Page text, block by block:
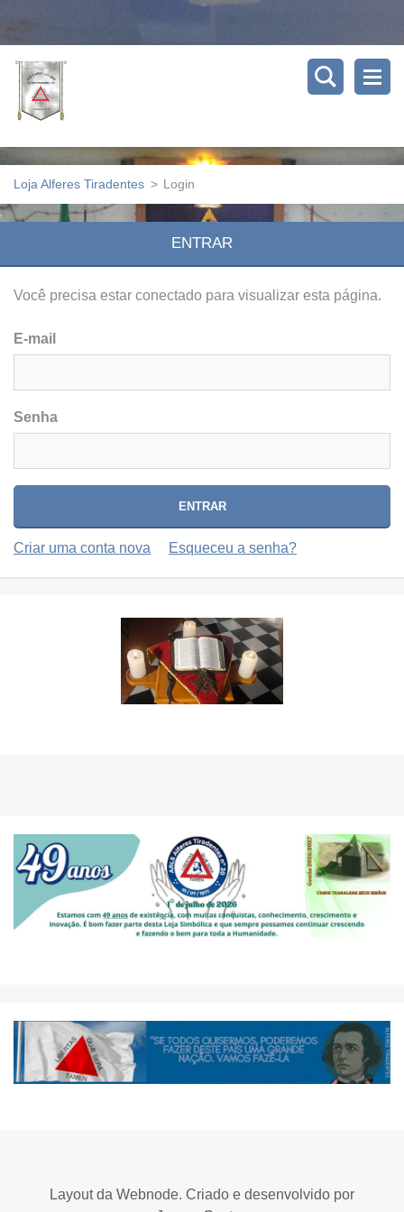
Loja Alferes Tiradentes > Login
ENTRAR
Você precisa estar conectado para visualizar esta página.
E-mail
Senha
Criar uma conta nova Esqueceu a senha?
Layout da Webnode. Criado e desenvolvido por